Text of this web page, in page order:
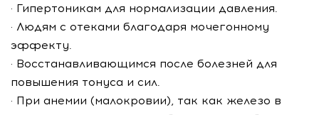
· Гипертоникам для нормализации давления.
· Людям с отеками благодаря мочегонному
эффекту.
· Восстанавливающимся после болезней для
повышения тонуса и сил.
· При анемии (малокровии), так как железо в